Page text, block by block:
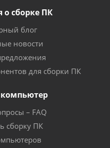
сборке ПК
блог
новости
для сборки ПК
– FAQ
сборку ПК